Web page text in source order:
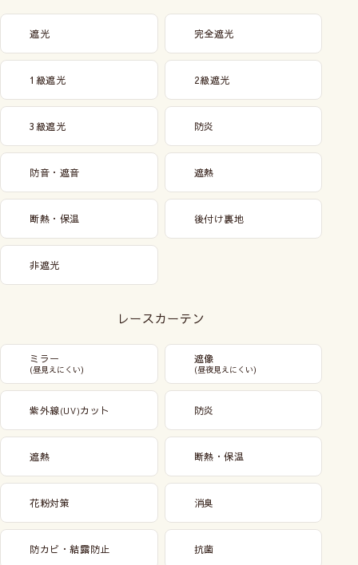
遮光 完全遮光
1級遮光 2級遮光
3級遮光 防炎
防音・遮音 遮熱
断熱・保温 後付け裏地
非遮光
レースカーテン
ミラー
(昼見えにくい)
遮像
(昼夜見えにくい)
紫外線(UV)カット 防炎
遮熱 断熱・保温
花粉対策 消臭
防カビ・結露防止 抗菌